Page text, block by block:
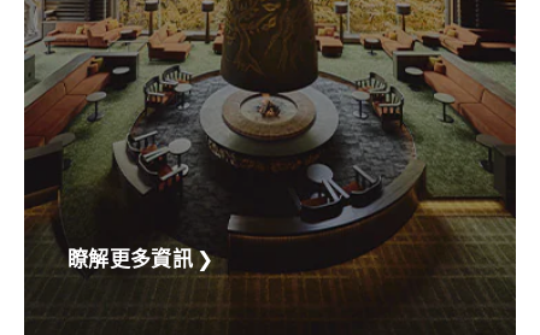
瞭解更多資訊❯